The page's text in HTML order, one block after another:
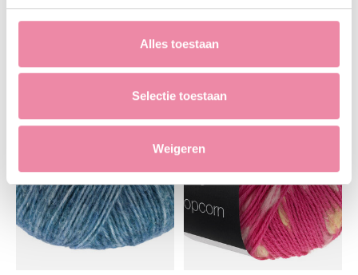
Alles toestaan
Selectie toestaan
Weigeren
€9,95
natuur50%
€2,47